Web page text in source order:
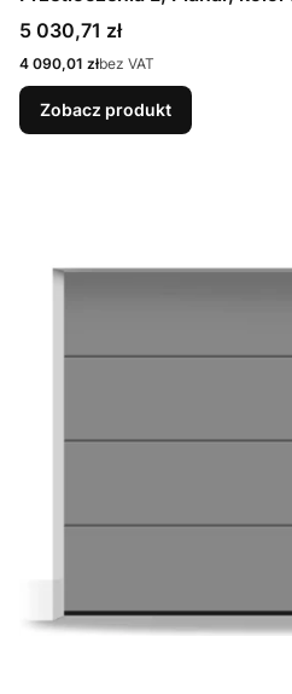
metalicznym CH 703 Matt
Cena
5 030,71 zł
Cena
4 090,01 złbez VAT
Zobacz produkt